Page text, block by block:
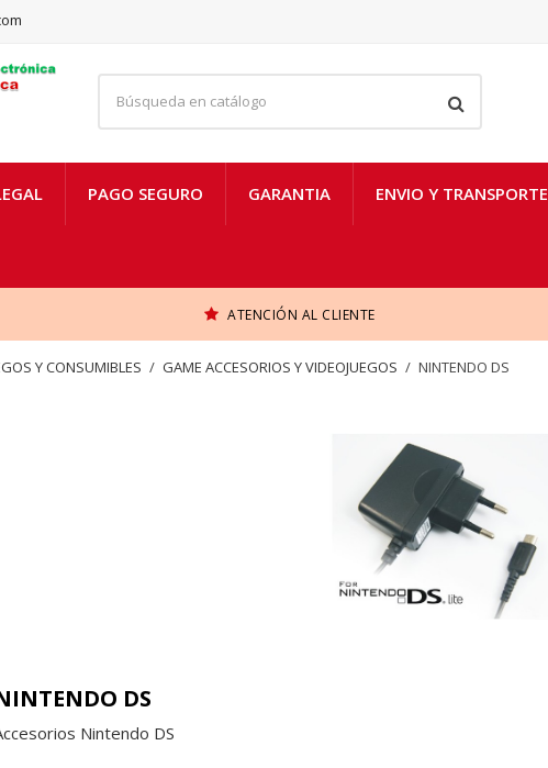
PAGO SEGURO GARANTIA ENVIO Y TRANSPORTE
ATENCIÓN AL CLIENTE
Y CONSUMIBLES GAME ACCESORIOS Y VIDEOJUEGOS NINTENDO DS
DS
Nintendo DS